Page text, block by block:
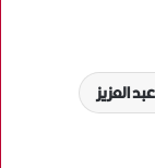
العزيز